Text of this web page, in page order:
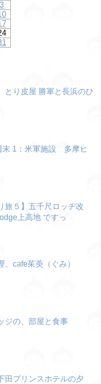
3
とり皮屋 勝軍と長浜のひ
末 1：米軍施設 多摩ヒ
旅５】五千尺ロッヂ改
上高地 ですっ
、cafe茱萸（ぐみ）
ジの、部屋と食事
田プリンスホテルの夕